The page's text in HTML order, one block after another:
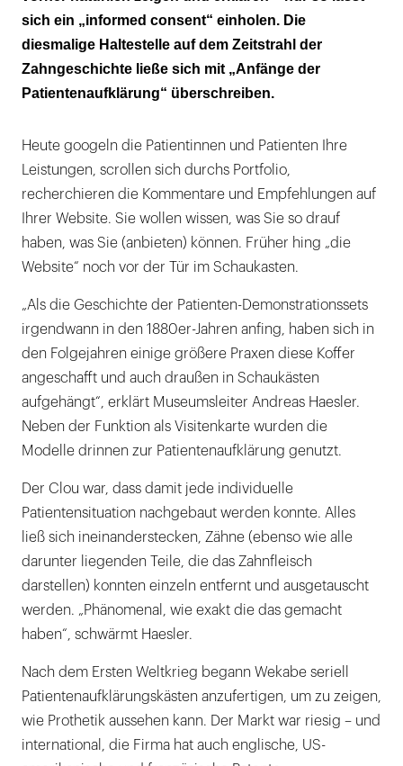
sich ein „informed consent“ einholen. Die
diesmalige Haltestelle auf dem Zeitstrahl der
Zahngeschichte ließe sich mit „Anfänge der
Patientenaufklärung“ überschreiben.
Heute googeln die Patientinnen und Patienten Ihre
Leistungen, scrollen sich durchs Portfolio,
recherchieren die Kommentare und Empfehlungen auf
Ihrer Website. Sie wollen wissen, was Sie so drauf
haben, was Sie (anbieten) können. Früher hing „die
Website“ noch vor der Tür im Schaukasten.
„Als die Geschichte der Patienten-Demonstrationssets
irgendwann in den 1880er-Jahren anfing, haben sich in
den Folgejahren einige größere Praxen diese Koffer
angeschafft und auch draußen in Schaukästen
aufgehängt“, erklärt Museumsleiter Andreas Haesler.
Neben der Funktion als Visitenkarte wurden die
Modelle drinnen zur Patientenaufklärung genutzt.
Der Clou war, dass damit jede individuelle
Patientensituation nachgebaut werden konnte. Alles
ließ sich ineinanderstecken, Zähne (ebenso wie alle
darunter liegenden Teile, die das Zahnfleisch
darstellen) konnten einzeln entfernt und ausgetauscht
werden. „Phänomenal, wie exakt die das gemacht
haben“, schwärmt Haesler.
Nach dem Ersten Weltkrieg begann Wekabe seriell
Patientenaufklärungskästen anzufertigen, um zu zeigen,
wie Prothetik aussehen kann. Der Markt war riesig – und
international, die Firma hat auch englische, US-